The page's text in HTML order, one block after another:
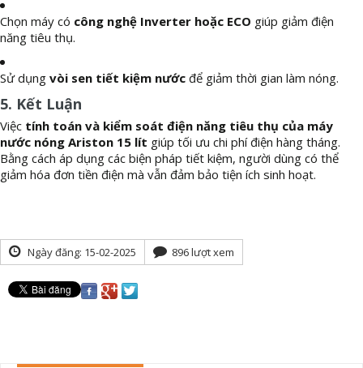
Chọn máy có công nghệ Inverter hoặc ECO giúp giảm điện
năng tiêu thụ.
Sử dụng vòi sen tiết kiệm nước để giảm thời gian làm nóng.
5. Kết Luận
Việc tính toán và kiểm soát điện năng tiêu thụ của máy
nước nóng Ariston 15 lít giúp tối ưu chi phí điện hàng tháng.
Bằng cách áp dụng các biện pháp tiết kiệm, người dùng có thể
giảm hóa đơn tiền điện mà vẫn đảm bảo tiện ích sinh hoạt.
Ngày đăng: 15-02-2025 896 lượt xem